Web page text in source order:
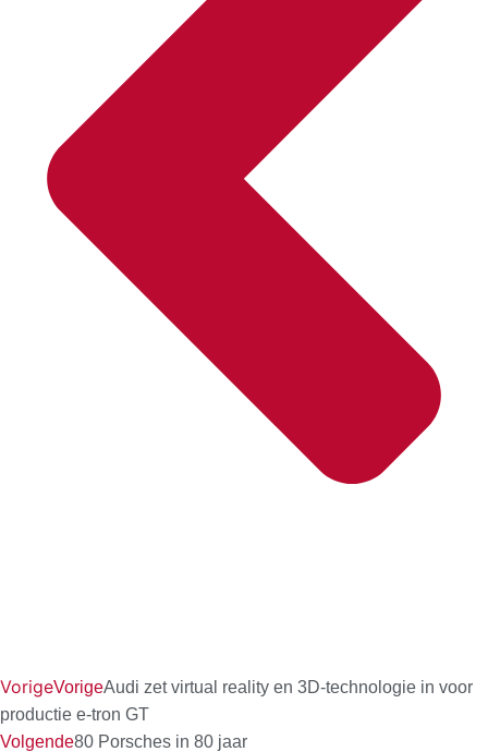
VorigeVorigeAudi zet virtual reality en 3D-technologie in voor
productie e-tron GT
Volgende80 Porsches in 80 jaar